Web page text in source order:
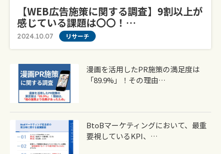
【WEB広告施策に関する調査】9割以上が
感じている課題は〇〇！…
2024.10.07 リサーチ
漫画を活用したPR施策の満足度は
「89.9%」！その理由…
BtoBマーケティングにおいて、最重
要視しているKPI、…